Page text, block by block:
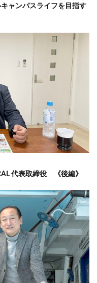
ャンパスライフを目指す
代表取締役 《後編》